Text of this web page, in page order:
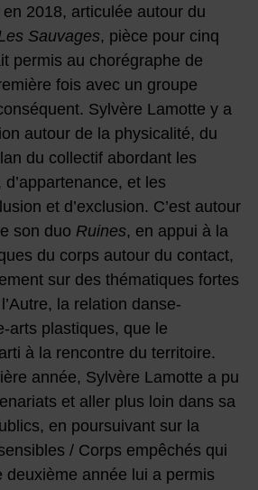
2018, articulée autour du
Sauvages, pièce pour cinq
permis au chorégraphe de
fois avec un groupe
Sylvère Lamotte y a
autour de la physicalité, du
du collectif abordant les
et les
et d’exclusion. C’est autour
son duo Ruines, en appui à la
du corps autour du contact,
sur des thématiques fortes
la relation danse-
arts plastiques, que le
à la rencontre du territoire.
année, Sylvère Lamotte a pu
et aller plus loin dans sa
en poursuivant sur la
/ Corps empêchés qui
deuxième année lui a permis